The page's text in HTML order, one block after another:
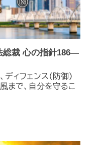
裁 心の指針186―
ディフェンス(防御)
まで、自分を守るこ